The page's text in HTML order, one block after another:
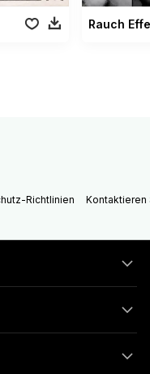
Richtlinien Kontaktieren